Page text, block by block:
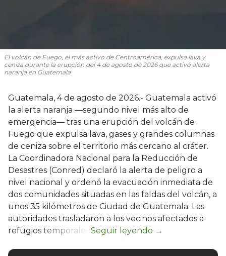
El volcán de Fuego, el más activo de Centroamérica, expulsa lava y
ceniza durante la erupción del 4 de agosto de 2026 que activó alerta
naranja en Guatemala
Guatemala, 4 de agosto de 2026.- Guatemala activó
la alerta naranja —segundo nivel más alto de
emergencia— tras una erupción del volcán de
Fuego que expulsa lava, gases y grandes columnas
de ceniza sobre el territorio más cercano al cráter.
La Coordinadora Nacional para la Reducción de
Desastres (Conred) declaró la alerta de peligro a
nivel nacional y ordenó la evacuación inmediata de
dos comunidades situadas en las faldas del volcán, a
unos 35 kilómetros de Ciudad de Guatemala. Las
autoridades trasladaron a los vecinos afectados a
refugios temporales.